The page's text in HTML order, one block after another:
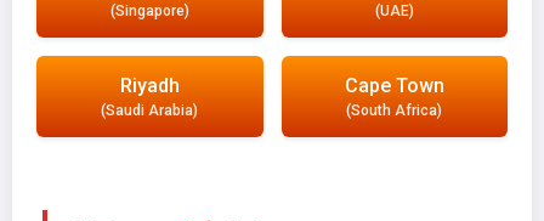
(Singapore) (UAE)
Riyadh
(Saudi Arabia)
Cape Town
(South Africa)